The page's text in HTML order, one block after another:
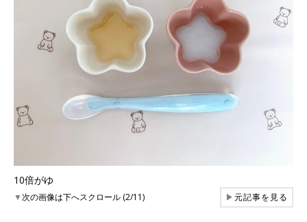
10倍がゆ
▼次の画像は下へスクロール (2/11) ▶元記事を見る